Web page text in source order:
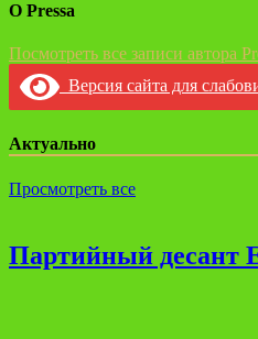
О Pressa
Посмотреть все записи автора
Версия сайта для
Актуально
Просмотреть все
Партийный десант